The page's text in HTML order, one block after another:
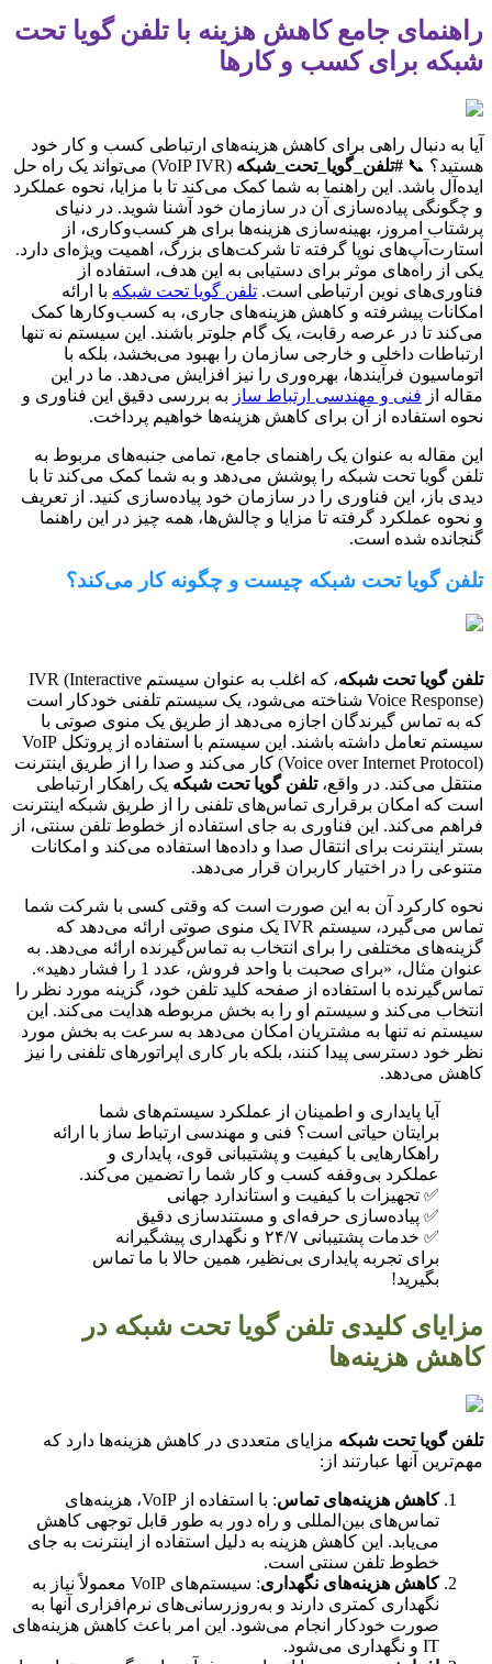
جامع کاهش هزینه با تلفن گویا تحت
برای کسب و کارها
به دنبال راهی برای کاهش هزینه‌های ارتباطی کسب و کار خود
📞#تلفن_گویا_تحت_شبکه
(VoIP IVR) می‌تواند یک راه حل
باشد. این راهنما به شما کمک می‌کند تا با مزایا، نحوه عملکرد
پیاده‌سازی آن در سازمان خود آشنا شوید. در دنیای
امروز، بهینه‌سازی هزینه‌ها برای هر کسب‌وکاری، از
نوپا گرفته تا شرکت‌های بزرگ، اهمیت ویژه‌ای دارد.
راه‌های موثر برای دستیابی به این هدف، استفاده از
نوین ارتباطی است.تلفن گویا تحت شبکهبا ارائه
پیشرفته و کاهش هزینه‌های جاری، به کسب‌وکارها کمک
تا در عرصه رقابت، یک گام جلوتر باشند. این سیستم نه تنها
داخلی و خارجی سازمان را بهبود می‌بخشد، بلکه با
فرآیندها، بهره‌وری را نیز افزایش می‌دهد. ما در این
ازفنی و مهندسی ارتباط سازبه بررسی دقیق این فناوری و
استفاده از آن برای کاهش هزینه‌ها خواهیم پرداخت.
به عنوان یک راهنمای جامع، تمامی جنبه‌های مربوط به
گویا تحت شبکه را پوشش می‌دهد و به شما کمک می‌کند تا با
باز، این فناوری را در سازمان خود پیاده‌سازی کنید. از تعریف
عملکرد گرفته تا مزایا و چالش‌ها، همه چیز در این راهنما
شده است.
گویا تحت شبکه چیست و چگونه کار می‌کند؟
گویا تحت شبکه
، که اغلب به عنوان سیستم IVR (Interactive
Voice Response) شناخته می‌شود، یک سیستم تلفنی خودکار است
تماس گیرندگان اجازه می‌دهد از طریق یک منوی صوتی با
سیستم تعامل داشته باشند. این سیستم با استفاده از پروتکل VoIP
(Voice over Internet Protocol) کار می‌کند و صدا را از طریق اینترنت
می‌کند. در واقع،تلفن گویا تحت شبکهیک راهکار ارتباطی
که امکان برقراری تماس‌های تلفنی را از طریق شبکه اینترنت
می‌کند. این فناوری به جای استفاده از خطوط تلفن سنتی، از
اینترنت برای انتقال صدا و داده‌ها استفاده می‌کند و امکانات
را در اختیار کاربران قرار می‌دهد.
کارکرد آن به این صورت است که وقتی کسی با شرکت شما
تماس می‌گیرد، سیستم IVR یک منوی صوتی ارائه می‌دهد که
مختلفی را برای انتخاب به تماس‌گیرنده ارائه می‌دهد. به
عنوان مثال، «برای صحبت با واحد فروش، عدد 1 را فشار دهید».
با استفاده از صفحه کلید تلفن خود، گزینه مورد نظر را
می‌کند و سیستم او را به بخش مربوطه هدایت می‌کند. این
نه تنها به مشتریان امکان می‌دهد به سرعت به بخش مورد
دسترسی پیدا کنند، بلکه بار کاری اپراتورهای تلفنی را نیز
می‌دهد.
آیا پایداری و اطمینان از عملکرد سیستم‌های شما
برایتان حیاتی است؟ فنی و مهندسی ارتباط ساز با ارائه
راهکارهایی با کیفیت و پشتیبانی قوی، پایداری و
عملکرد بی‌وقفه کسب و کار شما را تضمین می‌کند.
✅ تجهیزات با کیفیت و استاندارد جهانی
✅ پیاده‌سازی حرفه‌ای و مستندسازی دقیق
✅ خدمات پشتیبانی ۲۴/۷ و نگهداری پیشگیرانه
برای تجربه پایداری بی‌نظیر، همین حالا با ما تماس
بگیرید!
کلیدی تلفن گویا تحت شبکه در
هزینه‌ها
گویا تحت شبکهمزایای متعددی در کاهش هزینه‌ها دارد که
آنها عبارتند از:
کاهش هزینه‌های تماس
: با استفاده از VoIP، هزینه‌های
تماس‌های بین‌المللی و راه دور به طور قابل توجهی کاهش
می‌یابد. این کاهش هزینه به دلیل استفاده از اینترنت به جای
خطوط تلفن سنتی است.
کاهش هزینه‌های نگهداری
: سیستم‌های VoIP معمولاً نیاز به
نگهداری کمتری دارند و به‌روزرسانی‌های نرم‌افزاری آنها به
صورت خودکار انجام می‌شود. این امر باعث کاهش هزینه‌های